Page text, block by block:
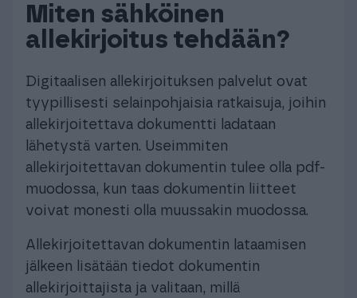
Miten sähköinen
allekirjoitus tehdään?
Digitaalisen allekirjoituksen palvelut ovat
tyypillisesti selainpohjaisia ratkaisuja, joihin
allekirjoitettava dokumentti ladataan
lähetystä varten. Useimmiten
allekirjoitettavan dokumentin tulee olla pdf-
muodossa, kun taas dokumentin liitteet
voivat monesti olla muussakin muodossa.
Allekirjoitettavan dokumentin lataamisen
jälkeen lisätään tiedot dokumentin
allekirjoittajista ja valitaan, millä